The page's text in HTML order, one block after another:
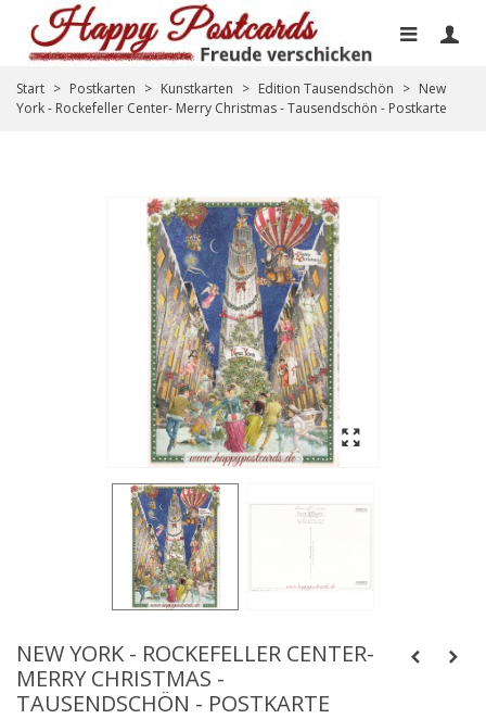
Start > Postkarten > Kunstkarten > Edition Tausendschön > New
York - Rockefeller Center- Merry Christmas - Tausendschön - Postkarte
NEW YORK - ROCKEFELLER CENTER-
MERRY CHRISTMAS -
TAUSENDSCHÖN - POSTKARTE